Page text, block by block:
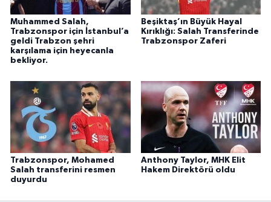
Muhammed Salah,
Trabzonspor için İstanbul’a
geldi Trabzon şehri
karşılama için heyecanla
bekliyor.
Beşiktaş’ın Büyük Hayal
Kırıklığı: Salah Transferinde
Trabzonspor Zaferi
Trabzonspor, Mohamed
Salah transferini resmen
duyurdu
Anthony Taylor, MHK Elit
Hakem Direktörü oldu